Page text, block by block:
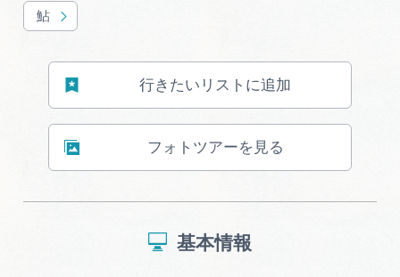
鮎
行きたいリストに追加
フォトツアーを見る
基本情報